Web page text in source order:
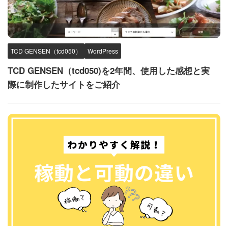
TCD GENSEN（tcd050） WordPress
TCD GENSEN（tcd050)を2年間、使用した感想と実
際に制作したサイトをご紹介